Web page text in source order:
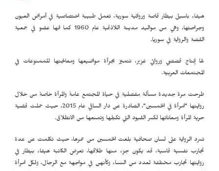
هيفاء باسيل بيطار قاصة وروائية سورية، تعمل طبيبة اختصاصية في أمراض العيون
وجراحتها، وهي من مواليد مدينة اللاذقية عام 1960 كما انها عضو في جمعية
القصة والرواية في سوريا.
لها إنتاج قصصي وروائي غزير، تتميّز بجرأة مواضيعها ومعالجتها للممنوعات في
المجتمعات العربيّة.
طرحت مرة جديدة مسألة مفصلية في حياة المجتمع عامةً والمرأة خاصةَ من خلال
روايتها "امرأة في الخمسين"، الصادرة عن دار الساقي عام 2015، حيث حملت قضية
حرية المرأة ومعاناتها لكسر القيود التي تكبّلها وتمنعها من الانطلاق.
تسرد الرواية على لسان صحافية بلغت الخمسين من عمرها، حيث تكلمت عن عدة
تجارب نفسية قاسية، قد يكون جزء منها طلاقها، تعرض الكاتبة هيفاء بيطار في
روايتها تجارب مختلفة لعدد من النساء وكأنهن في مواجهة مع الرجال، ولكل امرأة